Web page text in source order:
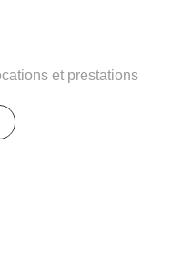
et prestations